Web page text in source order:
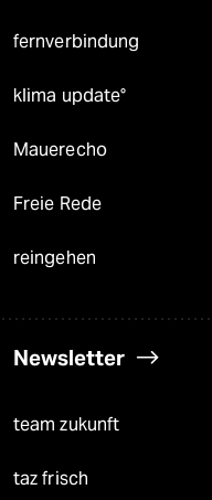
fernverbindung
klima update°
Mauerecho
Freie Rede
reingehen
Newsletter
team zukunft
taz frisch